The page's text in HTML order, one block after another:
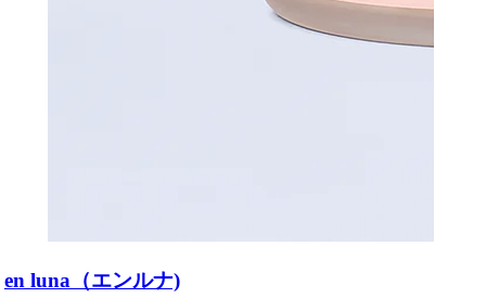
en luna（エンルナ)